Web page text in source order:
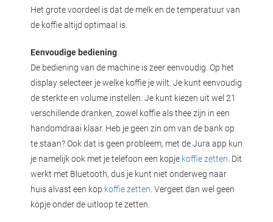
Het grote voordeel is dat de melk en de temperatuur van
de koffie altijd optimaal is.
Eenvoudige bediening
De bediening van de machine is zeer eenvoudig. Op het
display selecteer je welke koffie je wilt. Je kunt eenvoudig
de sterkte en volume instellen. Je kunt kiezen uit wel 21
verschillende dranken, zowel koffie als thee zijn in een
handomdraai klaar. Heb je geen zin om van de bank op
te staan? Ook dat is geen probleem, met de Jura app kun
je namelijk ook met je telefoon een kopje koffie zetten . Dit
werkt met Bluetooth, dus je kunt niet onderweg naar
huis alvast een kop koffie zetten . Vergeet dan wel geen
kopje onder de uitloop te zetten.